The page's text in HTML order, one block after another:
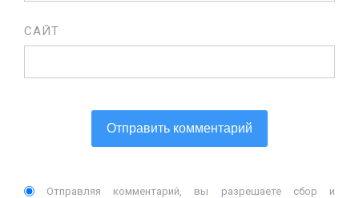
САЙТ
Отправляя комментарий, вы разрешаете сбор и